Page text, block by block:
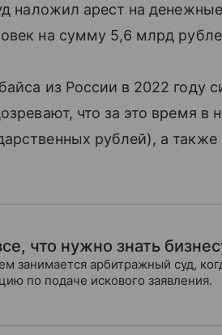
наложил арест на
на сумму 5,6 млрд
из России в 2022 году
что за это время в
рублей), а также
что нужно знать
занимается арбитражный суд,
по подаче искового заявления.